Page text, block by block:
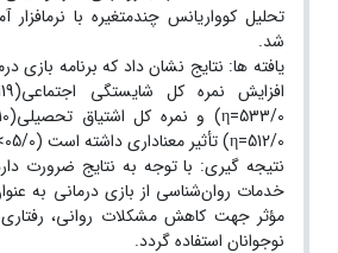
شد.
یافته‏ ها: نتایج نشان داد که برنامه بازی
512/0=η) تأثیر معناداری داشته است (05/0>P).
نتیجه‏ گیری: با توجه به نتایج ضرورت
خدمات روان‌‌شناسی از بازی درمانی به
مؤثر جهت کاهش مشکلات روانی،
نوجوانان استفاده گردد.